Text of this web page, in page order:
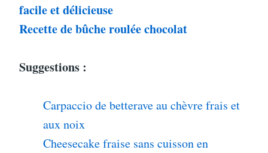
facile et délicieuse
Recette de bûche roulée chocolat
Suggestions :
Carpaccio de betterave au chèvre frais et
aux noix
Cheesecake fraise sans cuisson en